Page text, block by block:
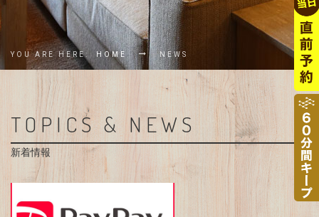
YOU ARE HERE: HOME NEWS
TOPICS & NEWS
新着情報